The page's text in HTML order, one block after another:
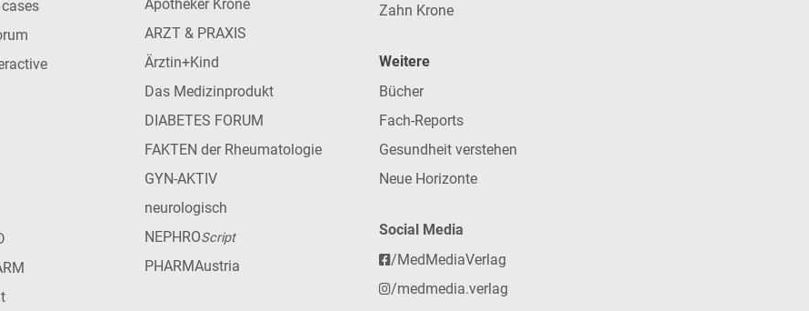
Apotheker Krone
ARZT & PRAXIS
Ärztin+Kind
Das Medizinprodukt
DIABETES FORUM
FAKTEN der Rheumatologie
GYN-AKTIV
neurologisch
NEPHROScript
PHARMAustria
Zahn Krone
Weitere
Bücher
Fach-Reports
Gesundheit verstehen
Neue Horizonte
Social Media
/MedMediaVerlag
/medmedia.verlag